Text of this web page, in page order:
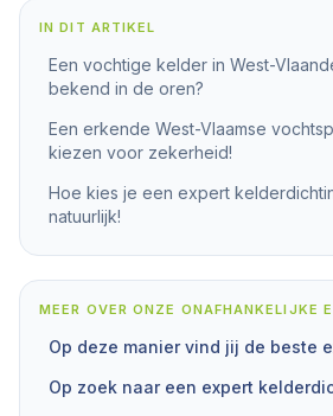
IN DIT ARTIKEL
Een vochtige kelder in West-
bekend in de oren?
Een erkende West-Vlaamse
kiezen voor zekerheid!
Hoe kies je een expert
natuurlijk!
MEER OVER ONZE ONAFHANKELIJKE